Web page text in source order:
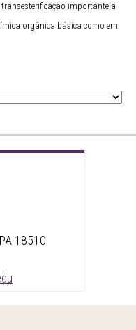
importante a
orgânica básica como em
18510